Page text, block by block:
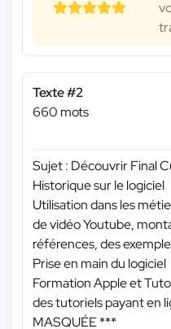
Texte #2
660 mots
Sujet : Découvrir Final
Historique sur le logiciel
Utilisation dans les
de vidéo Youtube,
références, des
Prise en main du logiciel
Formation Apple et
des tutoriels payant en
MASQUÉE ***